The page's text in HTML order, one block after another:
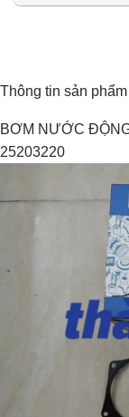
Thông tin sản
BƠM NƯỚC
25203220